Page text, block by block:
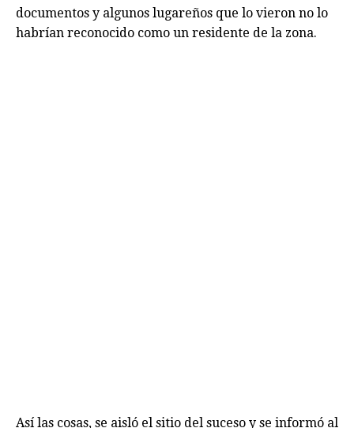
documentos y algunos lugareños que lo vieron no lo
habrían reconocido como un residente de la zona.
Así las cosas, se aisló el sitio del suceso y se informó al